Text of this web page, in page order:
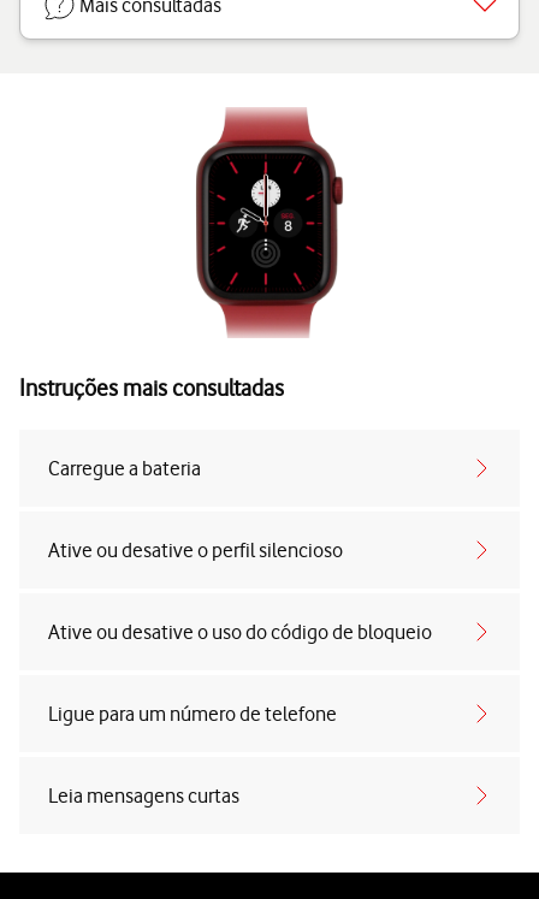
Mais consultadas
Instruções mais consultadas
Carregue a bateria
Ative ou desative o perfil silencioso
Ative ou desative o uso do código de bloqueio
Ligue para um número de telefone
Leia mensagens curtas